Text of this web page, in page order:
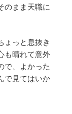
のまま天職に
ょっと息抜き
も晴れて意外
で、よかった
で見てはいか